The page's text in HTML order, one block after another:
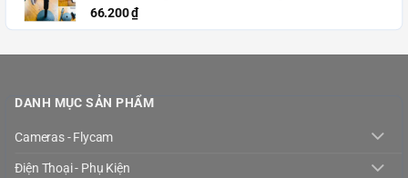
66.200₫
DANH MỤC SẢN PHẨM
Cameras - Flycam
Điện Thoại - Phụ Kiện